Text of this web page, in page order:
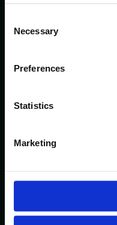
Selection
Necessary
Preferences
Statistics
Marketing